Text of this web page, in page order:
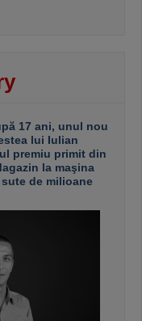
17 ani, unul nou
lui Iulian
premiu primit din
la maşina
de milioane